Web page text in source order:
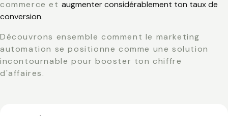
commerce etaugmenter considérablement ton taux de
conversion.
Découvrons ensemble comment le marketing
automation se positionne comme une solution
incontournable pour booster ton chiffre
d'affaires.